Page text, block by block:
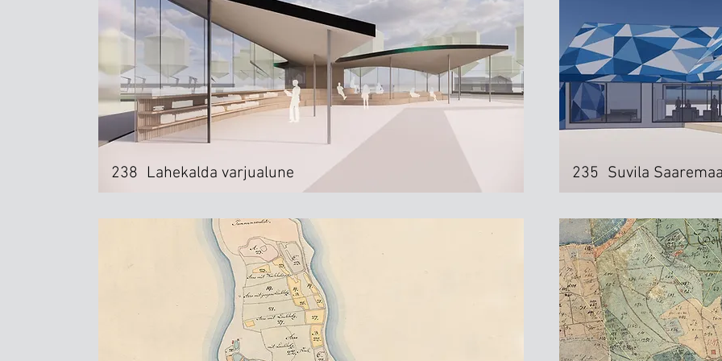
238 Lahekalda varjualune 235 Suvila